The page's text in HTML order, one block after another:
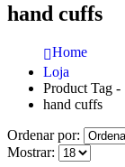
hand cuffs
Home
Loja
Product Tag -
hand cuffs
Ordenar por:
Mostrar: